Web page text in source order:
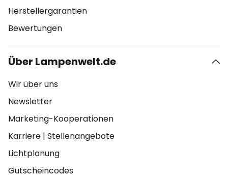
Herstellergarantien
Bewertungen
Über Lampenwelt.de
Wir über uns
Newsletter
Marketing-Kooperationen
Karriere | Stellenangebote
Lichtplanung
Gutscheincodes